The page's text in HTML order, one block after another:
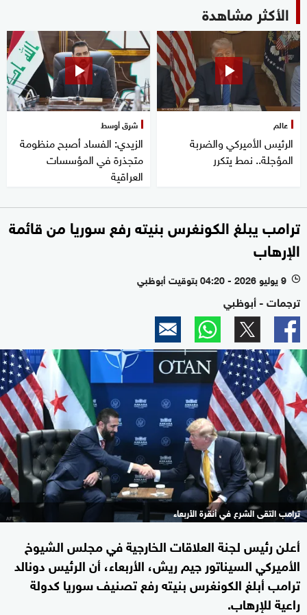
الأكثر مشاهدة
عالم
الرئيس الأميركي والضربة
المؤجلة.. نمط يتكرر
شرق أوسط
الزيدي: الفساد أصبح منظومة
متجذرة في المؤسسات
العراقية
ترامب يبلغ الكونغرس بنيته رفع سوريا من قائمة
الإرهاب
l 9 يوليو 2026 - 04:20 بتوقيت أبوظبي
ترجمات - أبوظبي
ترامب التقى الشرع في أنقرة الأربعاء
أعلن رئيس لجنة العلاقات الخارجية في مجلس الشيوخ
الأميركي السيناتور جيم ريش، الأربعاء، أن الرئيس دونالد
ترامب أبلغ الكونغرس بنيته رفع تصنيف سوريا كدولة
راعية للإرهاب.